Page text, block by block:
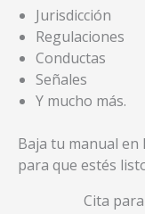
Jurisdicción
Regulaciones
Conductas
Señales
Y mucho más.
Baja tu manual en
para que estés
Cita